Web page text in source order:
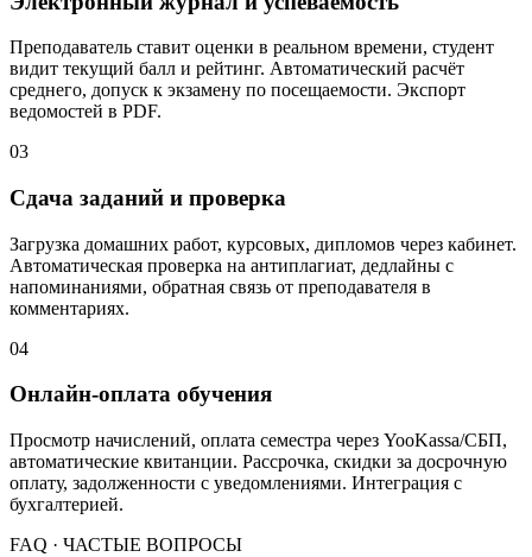
Преподаватель ставит оценки в реальном времени, студент
видит текущий балл и рейтинг. Автоматический расчёт
среднего, допуск к экзамену по посещаемости. Экспорт
ведомостей в PDF.
03
Сдача заданий и проверка
Загрузка домашних работ, курсовых, дипломов через кабинет.
Автоматическая проверка на антиплагиат, дедлайны с
напоминаниями, обратная связь от преподавателя в
комментариях.
04
Онлайн-оплата обучения
Просмотр начислений, оплата семестра через YooKassa/СБП,
автоматические квитанции. Рассрочка, скидки за досрочную
оплату, задолженности с уведомлениями. Интеграция с
бухгалтерией.
FAQ · ЧАСТЫЕ ВОПРОСЫ